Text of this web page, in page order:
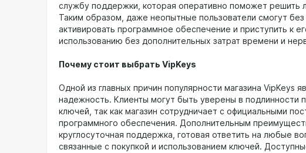
службу поддержки, которая оперативно поможет решить
Таким образом, даже неопытные пользователи смогут
активировать программное обеспечение и приступить к
использованию без дополнительных затрат времени и
Почему стоит выбрать VipKeys
Одной из главных причин популярности магазина VipKeys
надежность. Клиенты могут быть уверены в подлинности
ключей, так как магазин сотрудничает с официальными
программного обеспечения. Дополнительным
круглосуточная поддержка, готовая ответить на любые
связанные с покупкой и использованием ключей.